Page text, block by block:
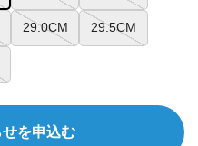
29.0CM 29.5CM
せを申込む